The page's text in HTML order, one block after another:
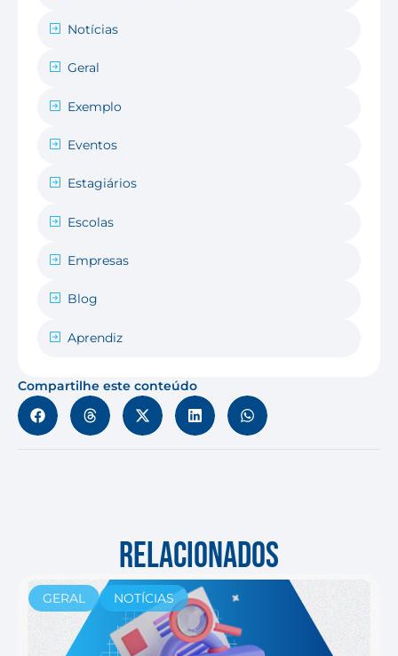
Notícias
Geral
Exemplo
Eventos
Estagiários
Escolas
Empresas
Blog
Aprendiz
Compartilhe este conteúdo
RELACIONADOS
GERAL NOTÍCIAS